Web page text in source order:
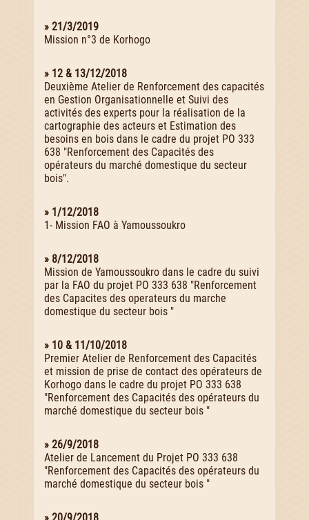
» 21/3/2019
Mission n°3 de Korhogo
» 12 & 13/12/2018
Deuxième Atelier de Renforcement des capacités
en Gestion Organisationnelle et Suivi des
activités des experts pour la réalisation de la
cartographie des acteurs et Estimation des
besoins en bois dans le cadre du projet PO 333
638 "Renforcement des Capacités des
opérateurs du marché domestique du secteur
bois".
» 1/12/2018
1- Mission FAO à Yamoussoukro
» 8/12/2018
Mission de Yamoussoukro dans le cadre du suivi
par la FAO du projet PO 333 638 "Renforcement
des Capacites des operateurs du marche
domestique du secteur bois "
» 10 & 11/10/2018
Premier Atelier de Renforcement des Capacités
et mission de prise de contact des opérateurs de
Korhogo dans le cadre du projet PO 333 638
"Renforcement des Capacités des opérateurs du
marché domestique du secteur bois "
» 26/9/2018
Atelier de Lancement du Projet PO 333 638
"Renforcement des Capacités des opérateurs du
marché domestique du secteur bois "